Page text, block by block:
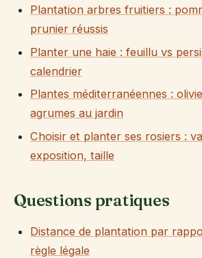
Plantation arbres fruitiers :
prunier réussis
Planter une haie : feuillu vs
calendrier
Plantes méditerranéennes :
agrumes au jardin
Choisir et planter ses rosiers :
exposition, taille
Questions pratiques
Distance de plantation par
règle légale